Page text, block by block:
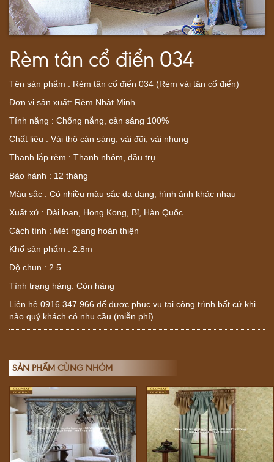
Rèm tân cổ điển 034
Tên sản phẩm : Rèm tân cổ điển 034 (Rèm vải tân cổ điển)
Đơn vị sản xuất: Rèm Nhật Minh
Tính năng : Chống nắng, cản sáng 100%
Chất liệu : Vải thô cản sáng, vải đũi, vải nhung
Thanh lắp rèm : Thanh nhôm, đầu trụ
Bảo hành : 12 tháng
Màu sắc : Có nhiều màu sắc đa dạng, hình ảnh khác nhau
Xuất xứ : Đài loan, Hong Kong, Bỉ, Hàn Quốc
Cách tính : Mét ngang hoàn thiện
Khổ sản phẩm : 2.8m
Độ chun : 2.5
Tình trạng hàng: Còn hàng
Liên hệ 0916.347.966 để được phục vụ tại công trình bất cứ khi
nào quý khách có nhu cầu (miễn phí)
SẢN PHẨM CÙNG NHÓM